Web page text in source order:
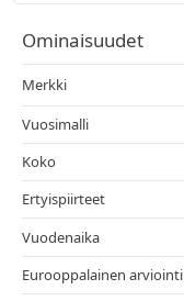
Ominaisuudet
Merkki
Vuosimalli
Koko
Ertyispiirteet
Vuodenaika
Eurooppalainen arviointi